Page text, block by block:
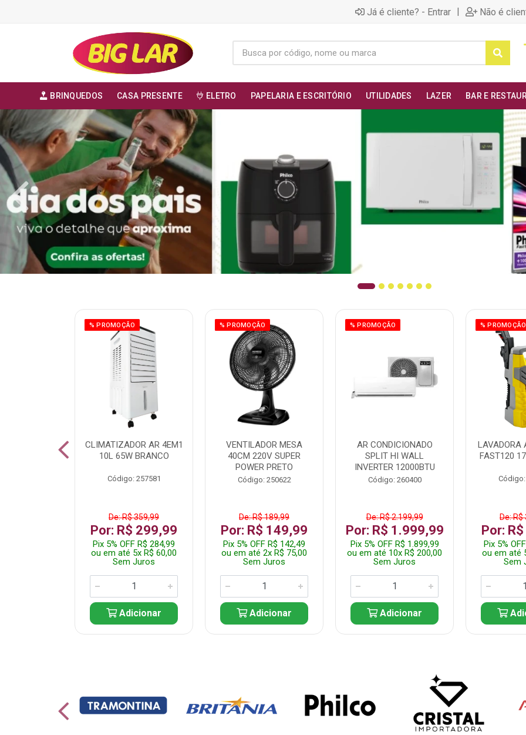
Já é cliente? - Entrar | Não é
BRINQUEDOS CASA PRESENTE ELETRO PAPELARIA E ESCRITÓRIO UTILIDADES LAZER BAR E
% PROMOÇÃO
CLIMATIZADOR AR 4EM1
10L 65W BRANCO
Código: 257581
De: R$ 359,99
Por: R$ 299,99
Pix 5% OFF R$ 284,99
ou em até 5x R$ 60,00
Sem Juros
Adicionar
% PROMOÇÃO
VENTILADOR MESA
40CM 220V SUPER
POWER PRETO
Código: 250622
De: R$ 189,99
Por: R$ 149,99
Pix 5% OFF R$ 142,49
ou em até 2x R$ 75,00
Sem Juros
Adicionar
% PROMOÇÃO
AR CONDICIONADO
SPLIT HI WALL
INVERTER 12000BTU
Código: 260400
De: R$ 2.199,99
Por: R$ 1.999,99
Pix 5% OFF R$ 1.899,99
ou em até 10x R$ 200,00
Sem Juros
Adicionar
% PROMOÇÃO
LAVADORA
FAST120
De: R$
Por:
Pix 5%
ou em até
Sem